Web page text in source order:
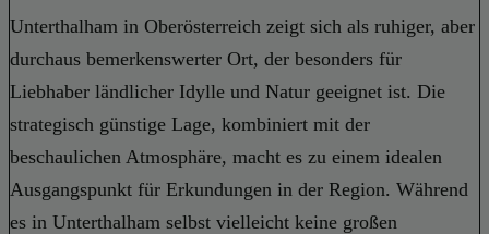
Unterthalham in Oberösterreich zeigt sich als ruhiger, aber
durchaus bemerkenswerter Ort, der besonders für
Liebhaber ländlicher Idylle und Natur geeignet ist. Die
strategisch günstige Lage, kombiniert mit der
beschaulichen Atmosphäre, macht es zu einem idealen
Ausgangspunkt für Erkundungen in der Region. Während
es in Unterthalham selbst vielleicht keine großen